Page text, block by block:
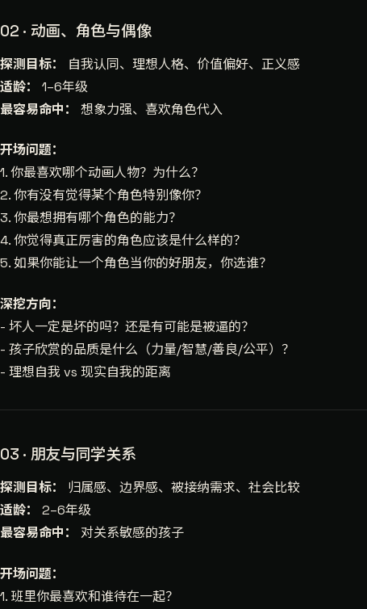
02 · 动画、角色与偶像
探测目标：
自我认同、理想人格、价值偏好、正义感
适龄：
1–6年级
最容易命中：
想象力强、喜欢角色代入
开场问题：
1. 你最喜欢哪个动画人物？为什么？
2. 你有没有觉得某个角色特别像你？
3. 你最想拥有哪个角色的能力？
4. 你觉得真正厉害的角色应该是什么样的？
5. 如果你能让一个角色当你的好朋友，你选谁？
深挖方向：
- 坏人一定是坏的吗？还是有可能是被逼的？
- 孩子欣赏的品质是什么（力量/智慧/善良/公平）？
- 理想自我 vs 现实自我的距离
03 · 朋友与同学关系
探测目标：
归属感、边界感、被接纳需求、社会比较
适龄：
2–6年级
最容易命中：
对关系敏感的孩子
开场问题：
1. 班里你最喜欢和谁待在一起？